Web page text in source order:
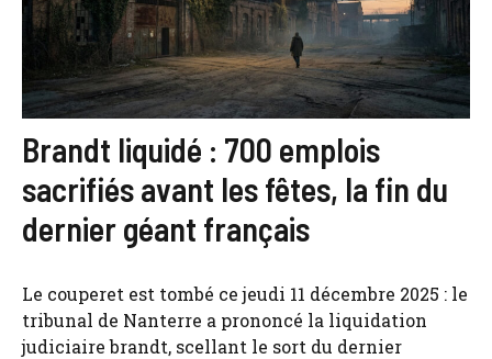
Brandt liquidé : 700 emplois
sacrifiés avant les fêtes, la fin du
dernier géant français
Le couperet est tombé ce jeudi 11 décembre 2025 : le
tribunal de Nanterre a prononcé la liquidation
judiciaire brandt, scellant le sort du dernier